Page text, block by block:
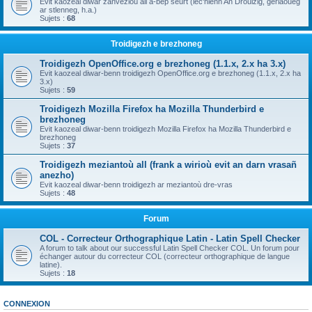
ar stlenneg, h.a.)
Sujets : 68
Troidigezh e brezhoneg
Troidigezh OpenOffice.org e brezhoneg (1.1.x, 2.x ha 3.x)
Evit kaozeal diwar-benn troidigezh OpenOffice.org e brezhoneg (1.1.x, 2.x ha
3.x)
Sujets : 59
Troidigezh Mozilla Firefox ha Mozilla Thunderbird e
brezhoneg
Evit kaozeal diwar-benn troidigezh Mozilla Firefox ha Mozilla Thunderbird e
brezhoneg
Sujets : 37
Troidigezh meziantoù all (frank a wirioù evit an darn vrasañ
anezho)
Evit kaozeal diwar-benn troidigezh ar meziantoù dre-vras
Sujets : 48
Forum
COL - Correcteur Orthographique Latin - Latin Spell Checker
A forum to talk about our successful Latin Spell Checker COL. Un forum pour
échanger autour du correcteur COL (correcteur orthographique de langue
latine).
Sujets : 18
CONNEXION